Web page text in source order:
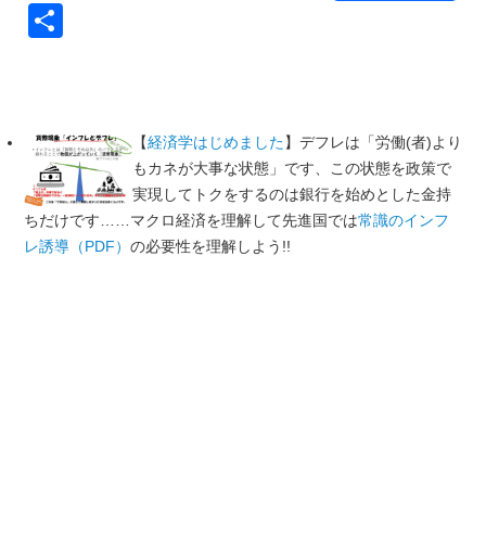
【経済学はじめました】デフレは「労働(者)より
もカネが大事な状態」です、この状態を政策で
実現してトクをするのは銀行を始めとした金持
ちだけです……マクロ経済を理解して先進国では常識のインフ
レ誘導（PDF） の必要性を理解しよう!!